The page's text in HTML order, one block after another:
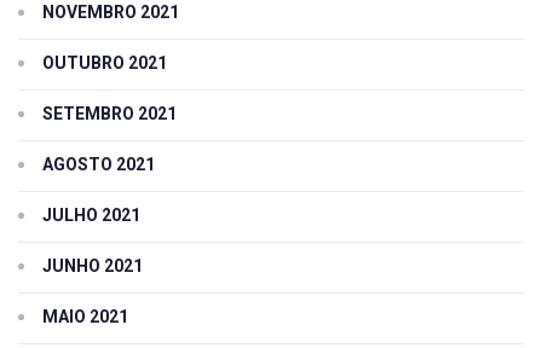
NOVEMBRO 2021
OUTUBRO 2021
SETEMBRO 2021
AGOSTO 2021
JULHO 2021
JUNHO 2021
MAIO 2021